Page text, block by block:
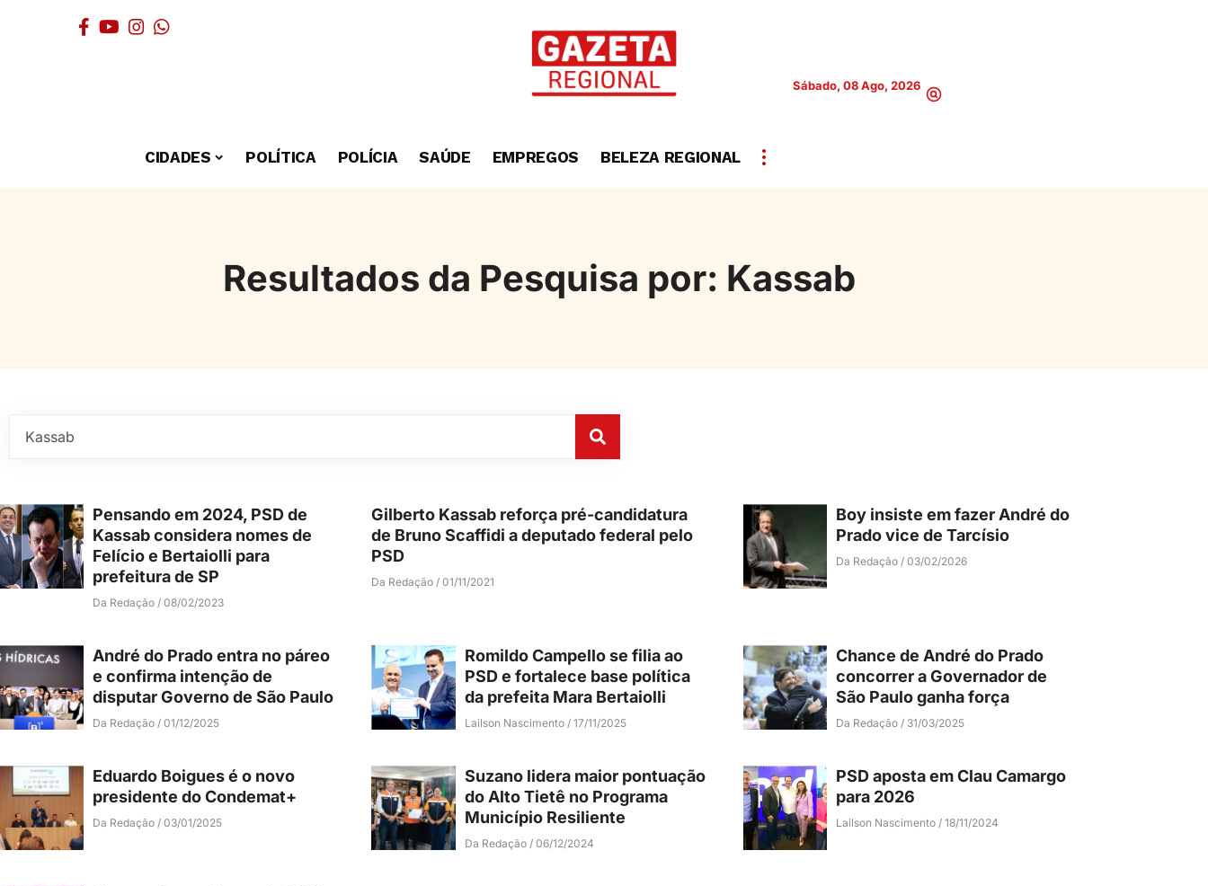
Sábado, 08 Ago, 2026
CIDADES POLÍTICA POLÍCIA SAÚDE EMPREGOS BELEZA REGIONAL
Resultados da Pesquisa por: Kassab
Pensando em 2024, PSD de
Kassab considera nomes de
Felício e Bertaiolli para
prefeitura de SP
Da Redação 08/02/2023
Gilberto Kassab reforça pré-candidatura
de Bruno Scaffidi a deputado federal pelo
PSD
Da Redação 01/11/2021
Boy insiste em fazer André do
Prado vice de Tarcísio
Da Redação 03/02/2026
André do Prado entra no páreo
e confirma intenção de
disputar Governo de São Paulo
Da Redação 01/12/2025
Romildo Campello se filia ao
PSD e fortalece base política
da prefeita Mara Bertaiolli
Lailson Nascimento 17/11/2025
Chance de André do Prado
concorrer a Governador de
São Paulo ganha força
Da Redação 31/03/2025
Eduardo Boigues é o novo
presidente do Condemat+
Da Redação 03/01/2025
Suzano lidera maior pontuação
do Alto Tietê no Programa
Município Resiliente
Da Redação 06/12/2024
PSD aposta em Clau Camargo
para 2026
Lailson Nascimento 18/11/2024